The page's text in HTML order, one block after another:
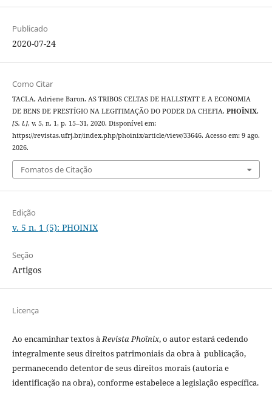
Publicado
2020-07-24
Como Citar
TACLA, Adriene Baron. AS TRIBOS CELTAS DE HALLSTATT E A ECONOMIA
DE BENS DE PRESTÍGIO NA LEGITIMAÇÃO DO PODER DA CHEFIA. PHOÎNIX,
[S. l.], v. 5, n. 1, p. 15–31, 2020. Disponível em:
https://revistas.ufrj.br/index.php/phoinix/article/view/33646. Acesso em: 9 ago.
2026.
Fomatos de Citação
Edição
v. 5 n. 1 (5): PHOINIX
Seção
Artigos
Licença
Ao encaminhar textos àRevista Phoînix, o autor estará cedendo
integralmente seus direitos patrimoniais da obra à publicação,
permanecendo detentor de seus direitos morais (autoria e
identificação na obra), conforme estabelece a legislação especí­fica.